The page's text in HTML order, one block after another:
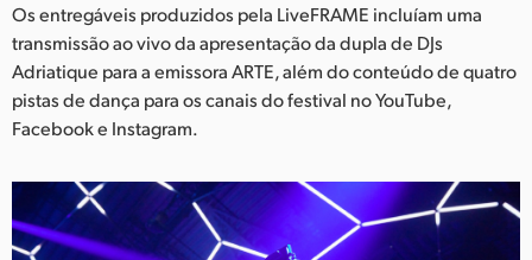
Portugal
Singapore
South Africa
Spain
Sweden
Os entregáveis produzidos pela LiveFRAME incluíam uma
transmissão ao vivo da apresentação da dupla de DJs
Adriatique para a emissora ARTE, além do conteúdo de quatro
pistas de dança para os canais do festival no YouTube,
Facebook e Instagram.